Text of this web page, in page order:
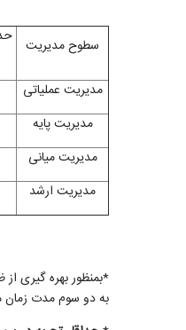
سطوح مدیریت
مدیریت عملیاتی
مدیریت پایه
مدیریت میانی
مدیریت ارشد
*بمنظور بهره گیری
به دو سوم مدت زمان مندرج